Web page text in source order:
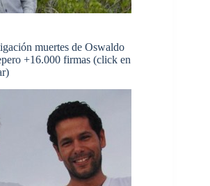
muertes de Oswaldo
+16.000 firmas (click en